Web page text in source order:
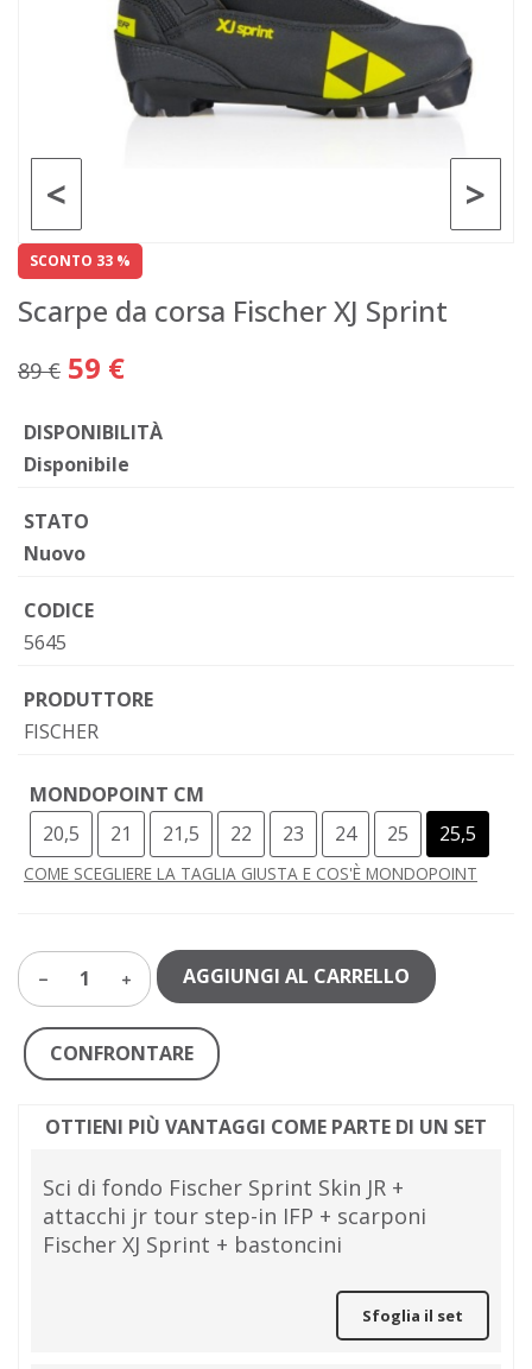
>
<
SCONTO 33 %
Scarpe da corsa Fischer XJ Sprint
89 € 59 €
DISPONIBILITÀ
Disponibile
STATO
Nuovo
CODICE
5645
PRODUTTORE
FISCHER
MONDOPOINT CM
20,5
21 21,5 22 23 24 25 25,5
COME SCEGLIERE LA TAGLIA GIUSTA E COS'È MONDOPOINT
1 AGGIUNGI AL CARRELLO
CONFRONTARE
OTTIENI PIÙ VANTAGGI COME PARTE DI UN SET
Sci di fondo Fischer Sprint Skin JR +
attacchi jr tour step-in IFP + scarponi
Fischer XJ Sprint + bastoncini
Sfoglia il set